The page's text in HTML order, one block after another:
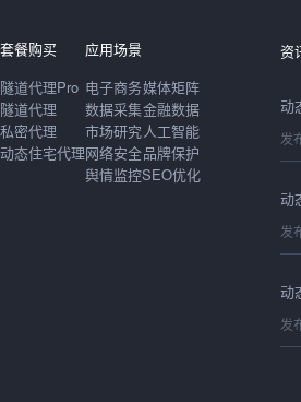
套餐购买
隧道代理Pro
隧道代理
私密代理
动态住宅代理
应用场景
电子商务
数据采集
市场研究
网络安全
舆情监控
媒体矩阵
金融数据
人工智能
品牌保护
SEO优化
资
发
发
发
发